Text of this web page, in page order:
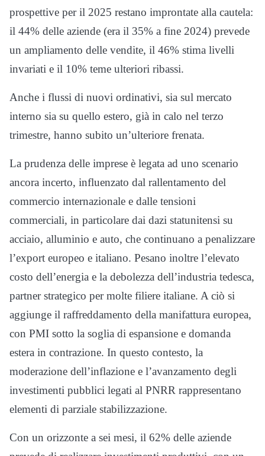
prospettive per il 2025 restano improntate alla cautela:
il 44% delle aziende (era il 35% a fine 2024) prevede
un ampliamento delle vendite, il 46% stima livelli
invariati e il 10% teme ulteriori ribassi.
Anche i flussi di nuovi ordinativi, sia sul mercato
interno sia su quello estero, già in calo nel terzo
trimestre, hanno subito un’ulteriore frenata.
La prudenza delle imprese è legata ad uno scenario
ancora incerto, influenzato dal rallentamento del
commercio internazionale e dalle tensioni
commerciali, in particolare dai dazi statunitensi su
acciaio, alluminio e auto, che continuano a penalizzare
l’export europeo e italiano. Pesano inoltre l’elevato
costo dell’energia e la debolezza dell’industria tedesca,
partner strategico per molte filiere italiane. A ciò si
aggiunge il raffreddamento della manifattura europea,
con PMI sotto la soglia di espansione e domanda
estera in contrazione. In questo contesto, la
moderazione dell’inflazione e l’avanzamento degli
investimenti pubblici legati al PNRR rappresentano
elementi di parziale stabilizzazione.
Con un orizzonte a sei mesi, il 62% delle aziende